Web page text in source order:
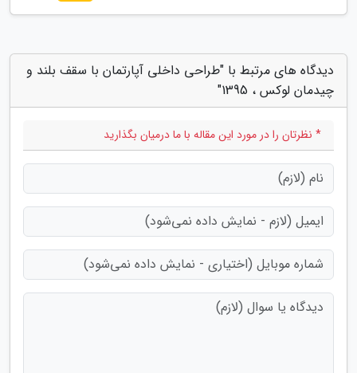
دیدگاه های مرتبط با "طراحی داخلی آپارتمان با سقف بلند و
چیدمان لوکس ، 1395"
* نظرتان را در مورد این مقاله با ما درمیان بگذارید